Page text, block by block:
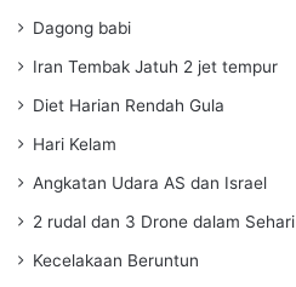
Dagong babi
Iran Tembak Jatuh 2 jet tempur
Diet Harian Rendah Gula
Hari Kelam
Angkatan Udara AS dan Israel
2 rudal dan 3 Drone dalam Sehari
Kecelakaan Beruntun